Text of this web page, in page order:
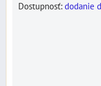
Dostupnosť: dodanie